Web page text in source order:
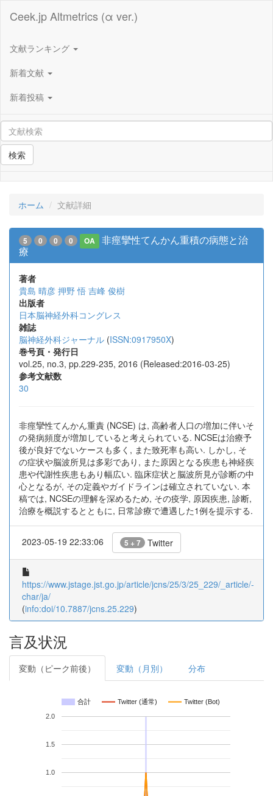
Ceek.jp Altmetrics (α ver.)
文献ランキング
新着文献
新着投稿
検索
ホーム 文献詳細
5 0 0 0 OA
非痙攣性てんかん重積の病態と治
療
著者
貴島 晴彦 押野 悟 吉峰 俊樹
出版者
日本脳神経外科コングレス
雑誌
脳神経外科ジャーナル (ISSN:0917950X)
巻号頁・発行日
vol.25, no.3, pp.229-235, 2016 (Released:2016-03-25)
参考文献数
30
非痙攣性てんかん重責 (NCSE) は, 高齢者人口の増加に伴いそ
の発病頻度が増加していると考えられている. NCSEは治療予
後が良好でないケースも多く, また致死率も高い. しかし, そ
の症状や脳波所見は多彩であり, また原因となる疾患も神経疾
患や代謝性疾患もあり幅広い. 臨床症状と脳波所見が診断の中
心となるが, その定義やガイドラインは確立されていない. 本
稿では, NCSEの理解を深めるため, その疫学, 原因疾患, 診断,
治療を概説するとともに, 日常診療で遭遇した1例を提示する.
2023-05-19 22:33:06 5 + 7 Twitter
https://www.jstage.jst.go.jp/article/jcns/25/3/25_229/_article/-
char/ja/
(info:doi/10.7887/jcns.25.229)
言及状況
変動（ピーク前後） 変動（月別） 分布
合計 Twitter (通常) Twitter (Bot)
1.0
1.5
2.0